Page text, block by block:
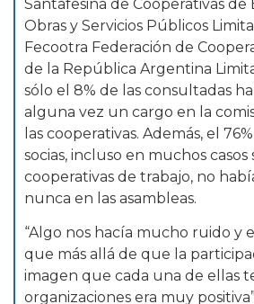
Santafesina de Cooperativas de
Obras y Servicios Públicos
Fecootra Federación de
de la República Argentina
sólo el 8% de las consultadas
alguna vez un cargo en la
las cooperativas. Además, el
socias, incluso en muchos casos
cooperativas de trabajo, no
nunca en las asambleas.
“Algo nos hacía mucho ruido y
que más allá de que la
imagen que cada una de ellas
organizaciones era muy